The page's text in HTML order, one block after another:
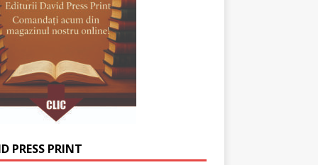
PRESS PRINT